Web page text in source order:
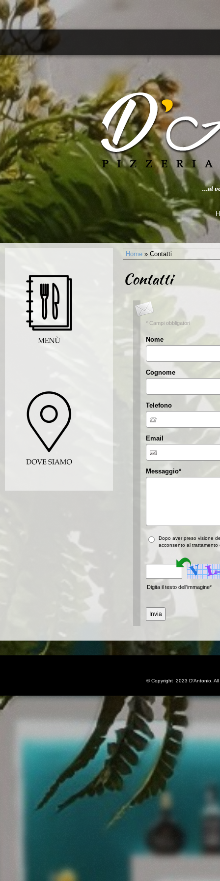
...al
Home » Contatti
Contatti
* Campi obbligatori
Nome
Cognome
Telefono
Email
Messaggio*
Dopo aver preso visione
acconsento al trattamento
Digita il testo dell'immagine*
© Copyright 2023 D'Antonio.